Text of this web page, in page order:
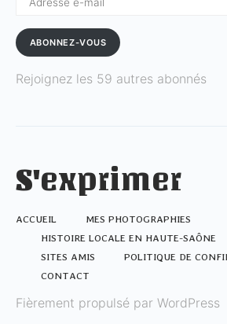
ABONNEZ-VOUS
Rejoignez les 59 autres abonnés
S'exprimer
ACCUEIL
MES PHOTOGRAPHIES
HISTOIRE LOCALE EN HAUTE-SAÔNE
SITES AMIS
POLITIQUE DE
CONTACT
Fièrement propulsé par WordPress